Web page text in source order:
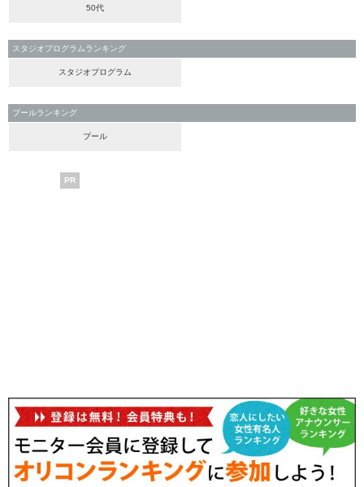
50代
スタジオプログラムランキング
スタジオプログラム
プールランキング
プール
PR